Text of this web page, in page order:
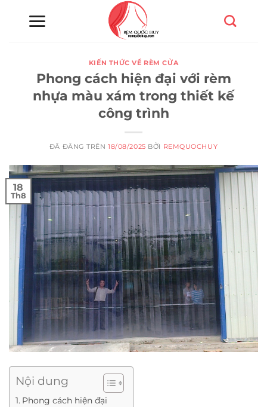
KIẾN THỨC VỀ RÈM CỬA
Phong cách hiện đại với rèm
nhựa màu xám trong thiết kế
công trình
ĐÃ ĐĂNG TRÊN18/08/2025 BỞI REMQUOCHUY
18
Th8
Nội dung
Phong cách hiện đại